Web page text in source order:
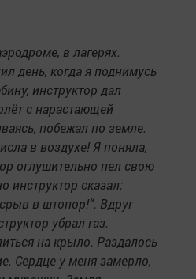
в лагерях.
день, когда я поднимусь
инструктор дал
с нарастающей
побежал по земле.
в воздухе! Я поняла,
оглушительно пел свою
инструктор сказал:
в штопор!“. Вдруг
убрал газ.
на крыло. Раздалось
Сердце у меня замерло,